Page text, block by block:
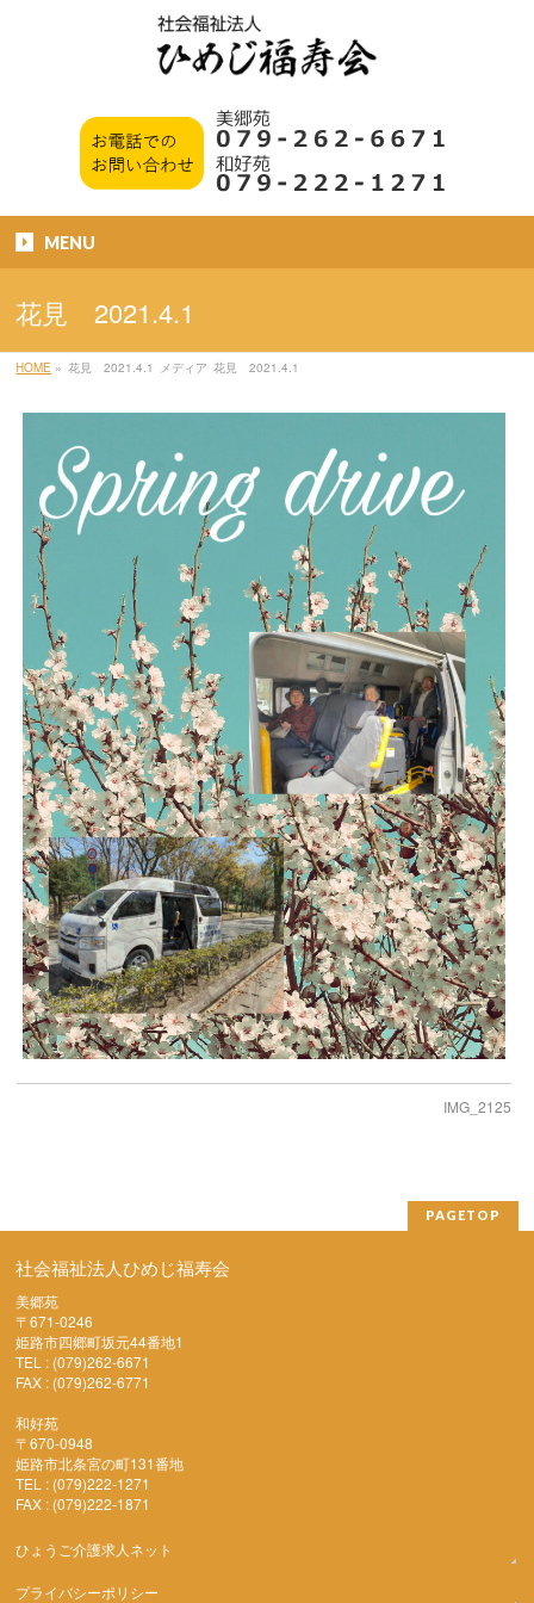
MENU
花見 2021.4.1
HOME » 花見 2021.4.1 メディア 花見 2021.4.1
IMG_2125
PAGETOP
社会福祉法人ひめじ福寿会
美郷苑
〒671-0246
姫路市四郷町坂元44番地1
TEL : (079)262-6671
FAX : (079)262-6771
和好苑
〒670-0948
姫路市北条宮の町131番地
TEL : (079)222-1271
FAX : (079)222-1871
ひょうご介護求人ネット
プライバシーポリシー